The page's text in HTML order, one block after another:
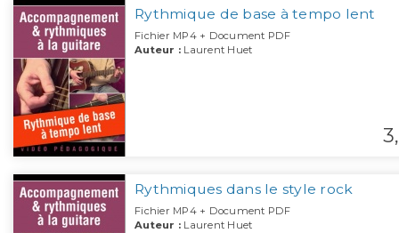
Rythmique de base à tempo lent
Fichier MP4 + Document PDF
Auteur : Laurent Huet
3,
Rythmiques dans le style rock
Fichier MP4 + Document PDF
Auteur : Laurent Huet